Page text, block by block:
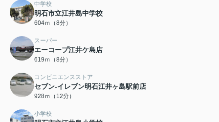
中学校
明石市立江井島中学校
604ｍ（8分）
スーパー
エーコープ江井ケ島店
619ｍ（8分）
コンビニエンスストア
セブン-イレブン明石江井ヶ島駅前店
928ｍ（12分）
小学校